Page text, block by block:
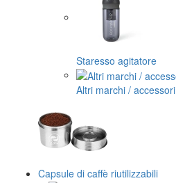
Staresso agitatore
Altri marchi / accessori
Capsule di caffè riutilizzabili